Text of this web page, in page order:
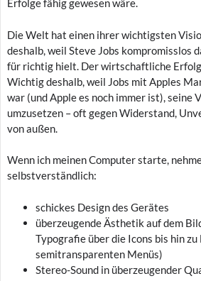
Erfolge fähig gewesen wäre.
Die Welt hat einen ihrer wichtigsten
deshalb, weil Steve Jobs kompromisslos
für richtig hielt. Der wirtschaftliche
Wichtig deshalb, weil Jobs mit Apples
war (und Apple es noch immer ist), seine
umzusetzen – oft gegen Widerstand,
von außen.
Wenn ich meinen Computer starte,
selbstverständlich:
schickes Design des Gerätes
überzeugende Ästhetik auf dem
Typografie über die Icons bis hin
semitransparenten Menüs)
Stereo-Sound in überzeugender